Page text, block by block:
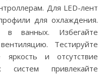
Для LED-лент
для охлаждения.
в ванных. Избегайте
Тестируйте
яркость и отсутствие
привлекайте